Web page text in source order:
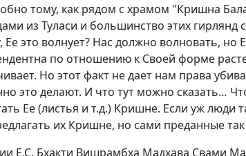
тому, как рядом с храмом "Кришна
из Туласи и большинство этих гирлянд
это волнует? Нас должно волновать, но
по отношению к Своей форме
Но этот факт не дает нам права
это делают. И что тут можно сказать…
Ее (листья и т.д.) Кришне. Если уж люди
их Кришне, но сами преданные
Е.С. Бхакти Вишрамбха Мадхава Свами